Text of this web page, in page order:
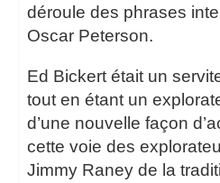
déroule des phrases
Oscar Peterson.
Ed Bickert était un
tout en étant un
d’une nouvelle façon
cette voie des
Jimmy Raney de la